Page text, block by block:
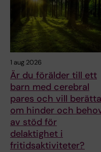
1 aug 2026
Är du förälder till ett
barn med cerebral
pares och vill berätta
om hinder och
av stöd för
delaktighet i
fritidsaktiviteter?